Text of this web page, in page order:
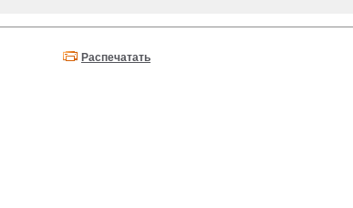
Распечатать